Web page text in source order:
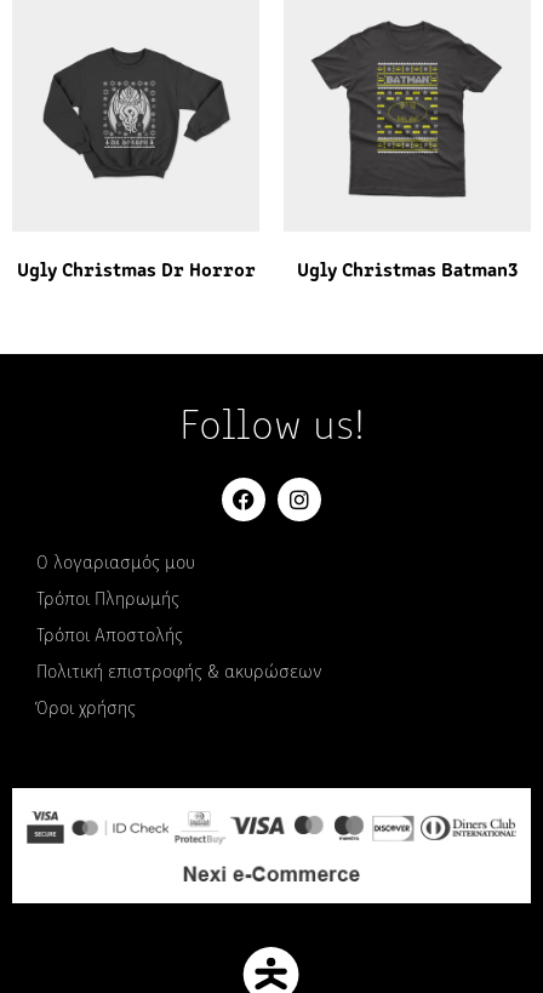
Ugly Christmas Dr Horror Ugly Christmas Batman3
Follow us!
Ο λογαριασμός μου
Τρόποι Πληρωμής
Τρόποι Αποστολής
Πολιτική επιστροφής & ακυρώσεων
Όροι χρήσης